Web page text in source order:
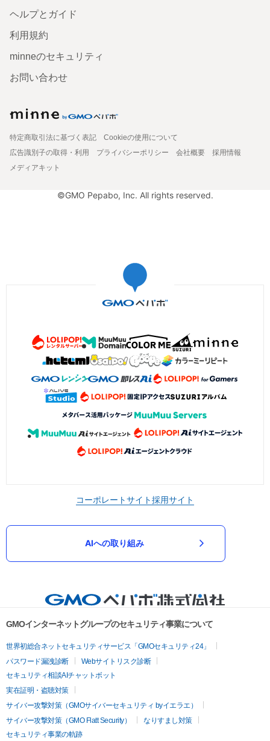
ヘルプとガイド
利用規約
minneのセキュリティ
お問い合わせ
特定商取引法に基づく表記
Cookieの使用について
広告識別子の取得・利用
プライバシーポリシー 会社概要
採用情報
メディアキット
©GMO Pepabo, Inc. All rights reserved.
コーポレートサイト採用サイト
AIへの取り組み
GMOインターネットグループのセキュリティ事業について
世界初総合ネットセキュリティサービス「GMOセキュリティ24」
パスワード漏洩診断
Webサイトリスク診断
セキュリティ相談AIチャットボット
実在証明・盗聴対策
サイバー攻撃対策（GMOサイバーセキュリティ byイエラエ）
サイバー攻撃対策（GMO Flatt Security）
なりすまし対策
セキュリティ事業の軌跡